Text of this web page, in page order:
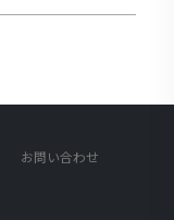
お問い合わせ